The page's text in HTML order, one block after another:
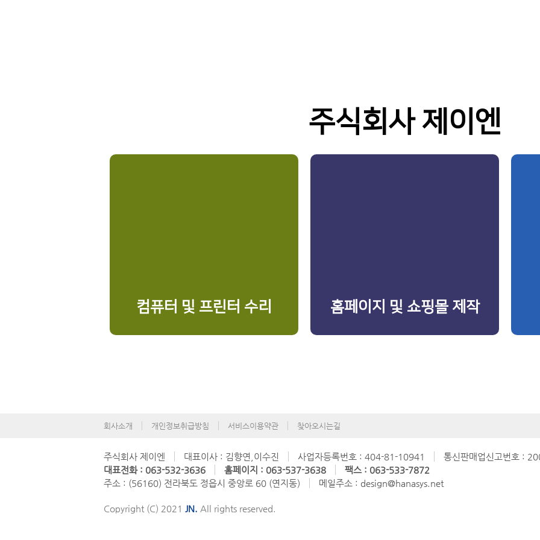
주식회사 제이엔
컴퓨터 및 프린터 수리 홈페이지 및 쇼핑몰 제작
회사소개 개인정보취급방침 서비스이용약관 찾아오시는길
주식회사 제이엔 대표이사 : 김향연,이수진 사업자등록번호 : 404-81-10941 통신판매업신고번호 :
대표전화 : 063-532-3636
홈페이지 : 063-537-3638
팩스 : 063-533-7872
주소 : (56160) 전라북도 정읍시 중앙로 60 (연지동)
메일주소 : design@hanasys.net
Copyright (C) 2021 JN. All rights reserved.